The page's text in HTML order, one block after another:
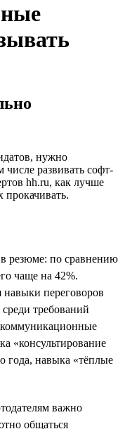
нужно
числе развивать софт-
hh.ru, как лучше
прокачивать.
резюме: по сравнению
чаще на 42%.
навыки переговоров
требований
коммуникационные
«консультирование
года, навыка «тёплые
важно
общаться